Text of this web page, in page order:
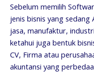
Sebelum memilih
jenis bisnis yang
jasa, manufaktur,
ketahui juga bentuk
CV, Firma atau
akuntansi yang